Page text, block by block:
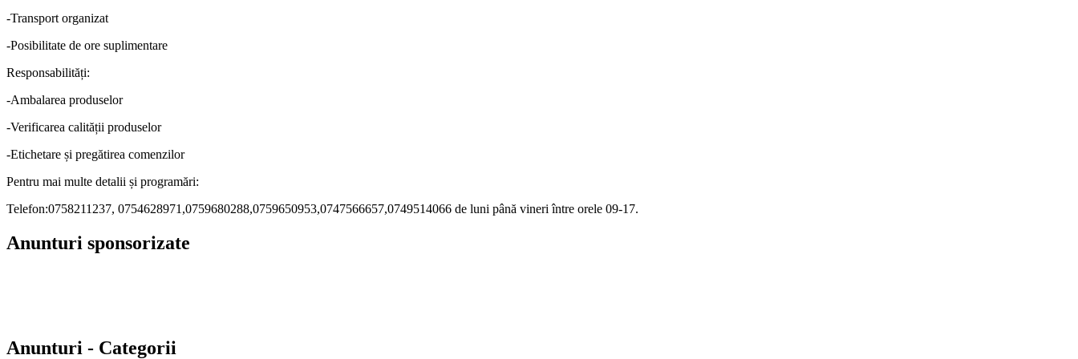
-Transport organizat
-Posibilitate de ore suplimentare
Responsabilități:
-Ambalarea produselor
-Verificarea calității produselor
-Etichetare și pregătirea comenzilor
Pentru mai multe detalii și programări:
Telefon:0758211237, 0754628971,0759680288,0759650953,0747566657,0749514066 de luni până vineri între orele 09-17.
Anunturi sponsorizate
Anunturi - Categorii